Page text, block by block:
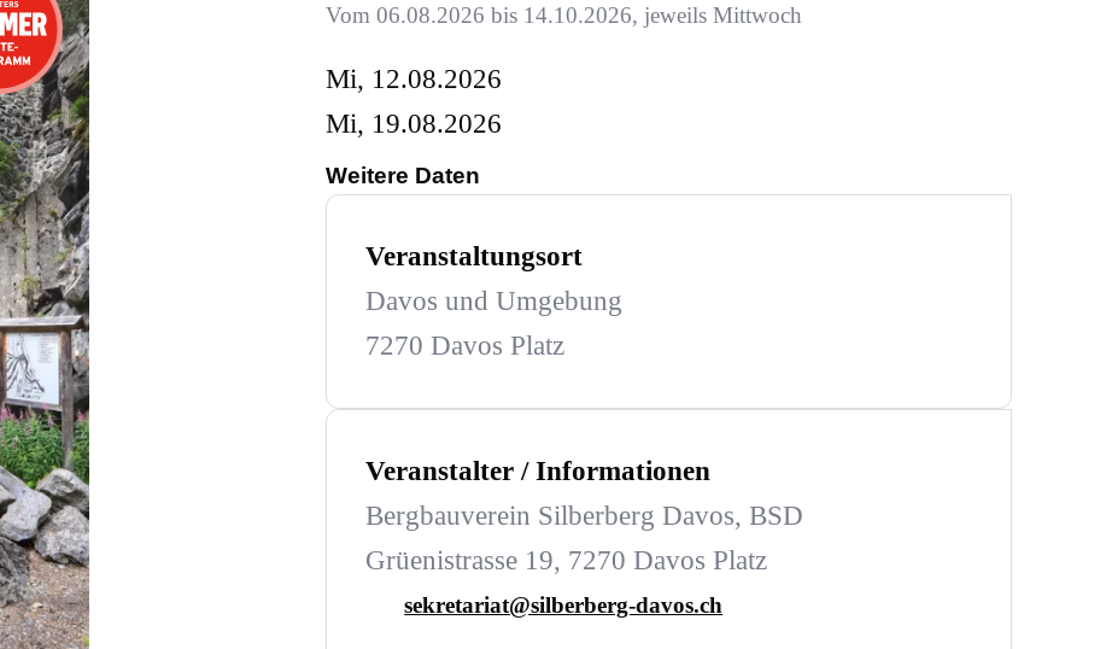
Vom 06.08.2026 bis 14.10.2026, jeweils Mittwoch
Mi, 12.08.2026
Mi, 19.08.2026
Weitere Daten
Veranstaltungsort
Davos und Umgebung
7270 Davos Platz
Veranstalter / Informationen
Bergbauverein Silberberg Davos, BSD
Grüenistrasse 19, 7270 Davos Platz
sekretariat@silberberg-davos.ch